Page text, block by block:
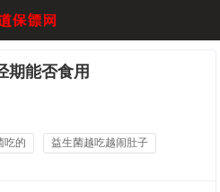
期能否食用
吃的 益生菌越吃越闹肚子